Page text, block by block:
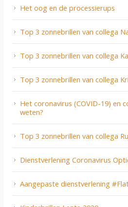
Het oog en de processierups
Top 3 zonnebrillen van collega
Top 3 zonnebrillen van collega
Top 3 zonnebrillen van collega
Het coronavirus (COVID-19) en
weten?
Top 3 zonnebrillen van collega
Dienstverlening Coronavirus
Aangepaste dienstverlening